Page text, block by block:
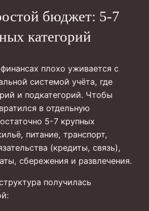
бюджет: 5-7
категорий
плохо уживается с
системой учёта, где
и подкатегорий. Чтобы
в отдельную
5-7 крупных
питание, транспорт,
(кредиты, связь),
сбережения и развлечения.
получилась